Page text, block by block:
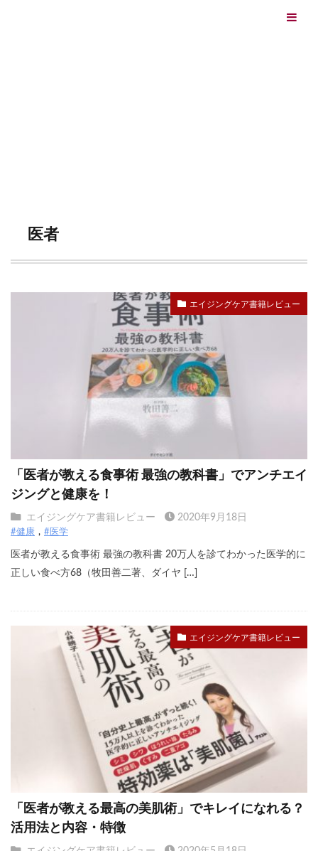
医者
エイジングケア書籍レビュー
「医者が教える食事術 最強の教科書」でアンチエイ
ジングと健康を！
エイジングケア書籍レビュー 2020年9月18日
#健康 #医学
医者が教える食事術 最強の教科書 20万人を診てわかった医学的に
正しい食べ方68（牧田善二著、ダイヤ […]
エイジングケア書籍レビュー
「医者が教える最高の美肌術」でキレイになれる？
活用法と内容・特徴